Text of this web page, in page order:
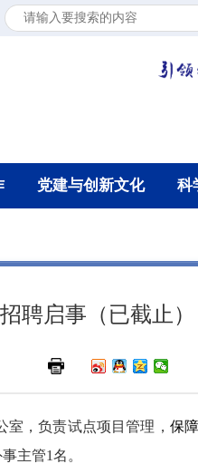
党建与创新文化 科
聘启事（已截止）
，负责试点项目管理， 保
主管1名。